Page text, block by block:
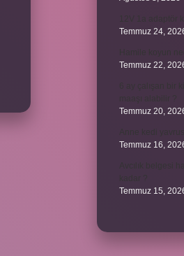
Temmuz 24,
Temmuz 22,
Temmuz 20,
Temmuz 16,
Temmuz 15,